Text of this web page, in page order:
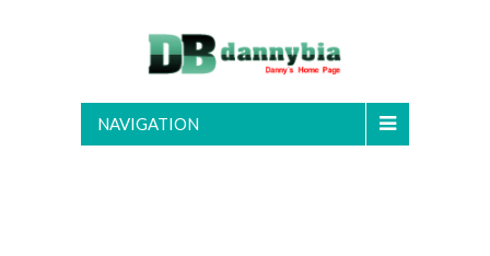
NAVIGATION